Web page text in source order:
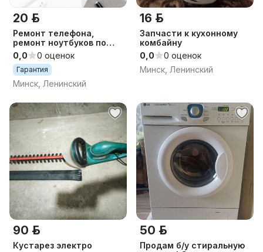
20 р.
Ремонт телефона,
ремонт ноутбуков по
доступным ценам
0,0 0 оценок
Гарантия
Минск, Ленинский
16 р.
Запчасти к кухонному
комбайну
0,0
0 оценок
Минск, Ленинский
90 р.
Кустарез электро
50 р.
Продам б/у стиральную